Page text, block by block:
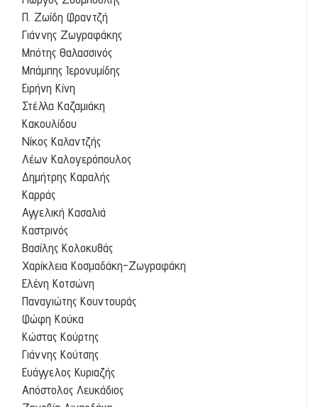
Π. Ζωίδη Φραντζή
Γιάννης Ζωγραφάκης
Μπότης Θαλασσινός
Μπάμπης Ιερονυμίδης
Ειρήνη Κίνη
Στέλλα Καζαμιάκη
Κακουλίδου
Νίκος Καλαντζής
Λέων Καλογερόπουλος
Δημήτρης Καραλής
Καρράς
Αγγελική Κασαλιά
Καστρινός
Βασίλης Κολοκυθάς
Χαρίκλεια Κοσμαδάκη-Ζωγραφάκη
Ελένη Κοτσώνη
Παναγιώτης Κουντουράς
Φώφη Κούκα
Κώστας Κούρτης
Γιάννης Κούτσης
Ευάγγελος Κυριαζής
Απόστολος Λευκάδιος